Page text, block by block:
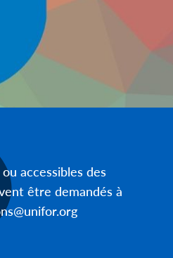
accessibles des
être demandés à